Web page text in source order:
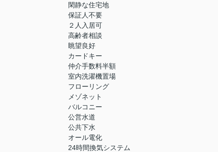
閑静な住宅地
保証人不要
２人入居可
高齢者相談
眺望良好
カードキー
仲介手数料半額
室内洗濯機置場
フローリング
メゾネット
バルコニー
公営水道
公共下水
オール電化
24時間換気システム